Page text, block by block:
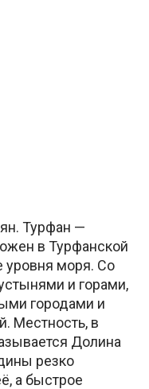
Турфан —
в Турфанской
уровня моря. Со
и горами,
городами и
Местность, в
Долина
резко
а быстрое